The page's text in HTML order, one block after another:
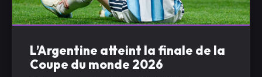
L’Argentine atteint la finale de la
Coupe du monde 2026